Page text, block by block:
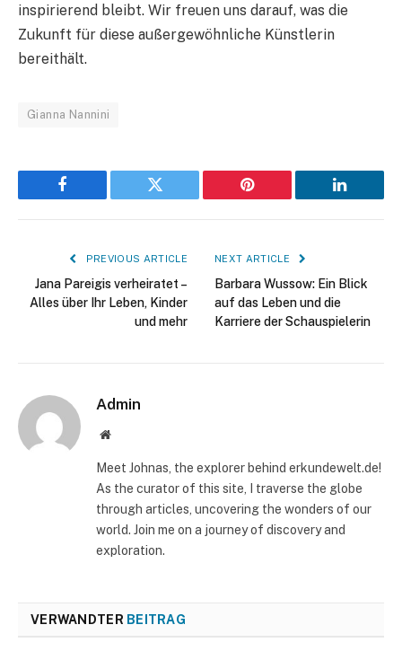
inspirierend bleibt. Wir freuen uns darauf, was die
Zukunft für diese außergewöhnliche Künstlerin
bereithält.
Gianna Nannini
Facebook Twitter Pinterest LinkedIn
PREVIOUS ARTICLE
Jana Pareigis verheiratet –
Alles über Ihr Leben, Kinder
und mehr
NEXT ARTICLE
Barbara Wussow: Ein Blick
auf das Leben und die
Karriere der Schauspielerin
Admin
Website
Meet Johnas, the explorer behind erkundewelt.de!
As the curator of this site, I traverse the globe
through articles, uncovering the wonders of our
world. Join me on a journey of discovery and
exploration.
VERWANDTER BEITRAG